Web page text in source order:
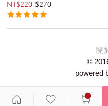
NT$220 $270
關
©
powered